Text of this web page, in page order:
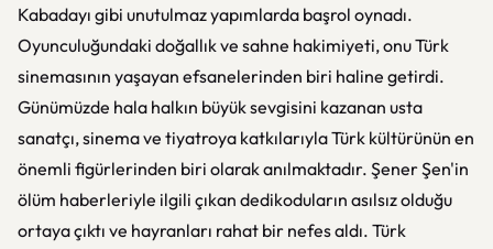
Kabadayı gibi unutulmaz yapımlarda başrol oynadı.
Oyunculuğundaki doğallık ve sahne hakimiyeti, onu Türk
sinemasının yaşayan efsanelerinden biri haline getirdi.
Günümüzde hala halkın büyük sevgisini kazanan usta
sanatçı, sinema ve tiyatroya katkılarıyla Türk kültürünün en
önemli figürlerinden biri olarak anılmaktadır. Şener Şen'in
ölüm haberleriyle ilgili çıkan dedikoduların asılsız olduğu
ortaya çıktı ve hayranları rahat bir nefes aldı. Türk